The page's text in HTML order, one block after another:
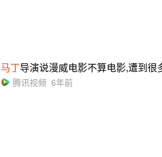
马丁导演说漫威电影不算电影,遭到很
腾讯视频 6年前